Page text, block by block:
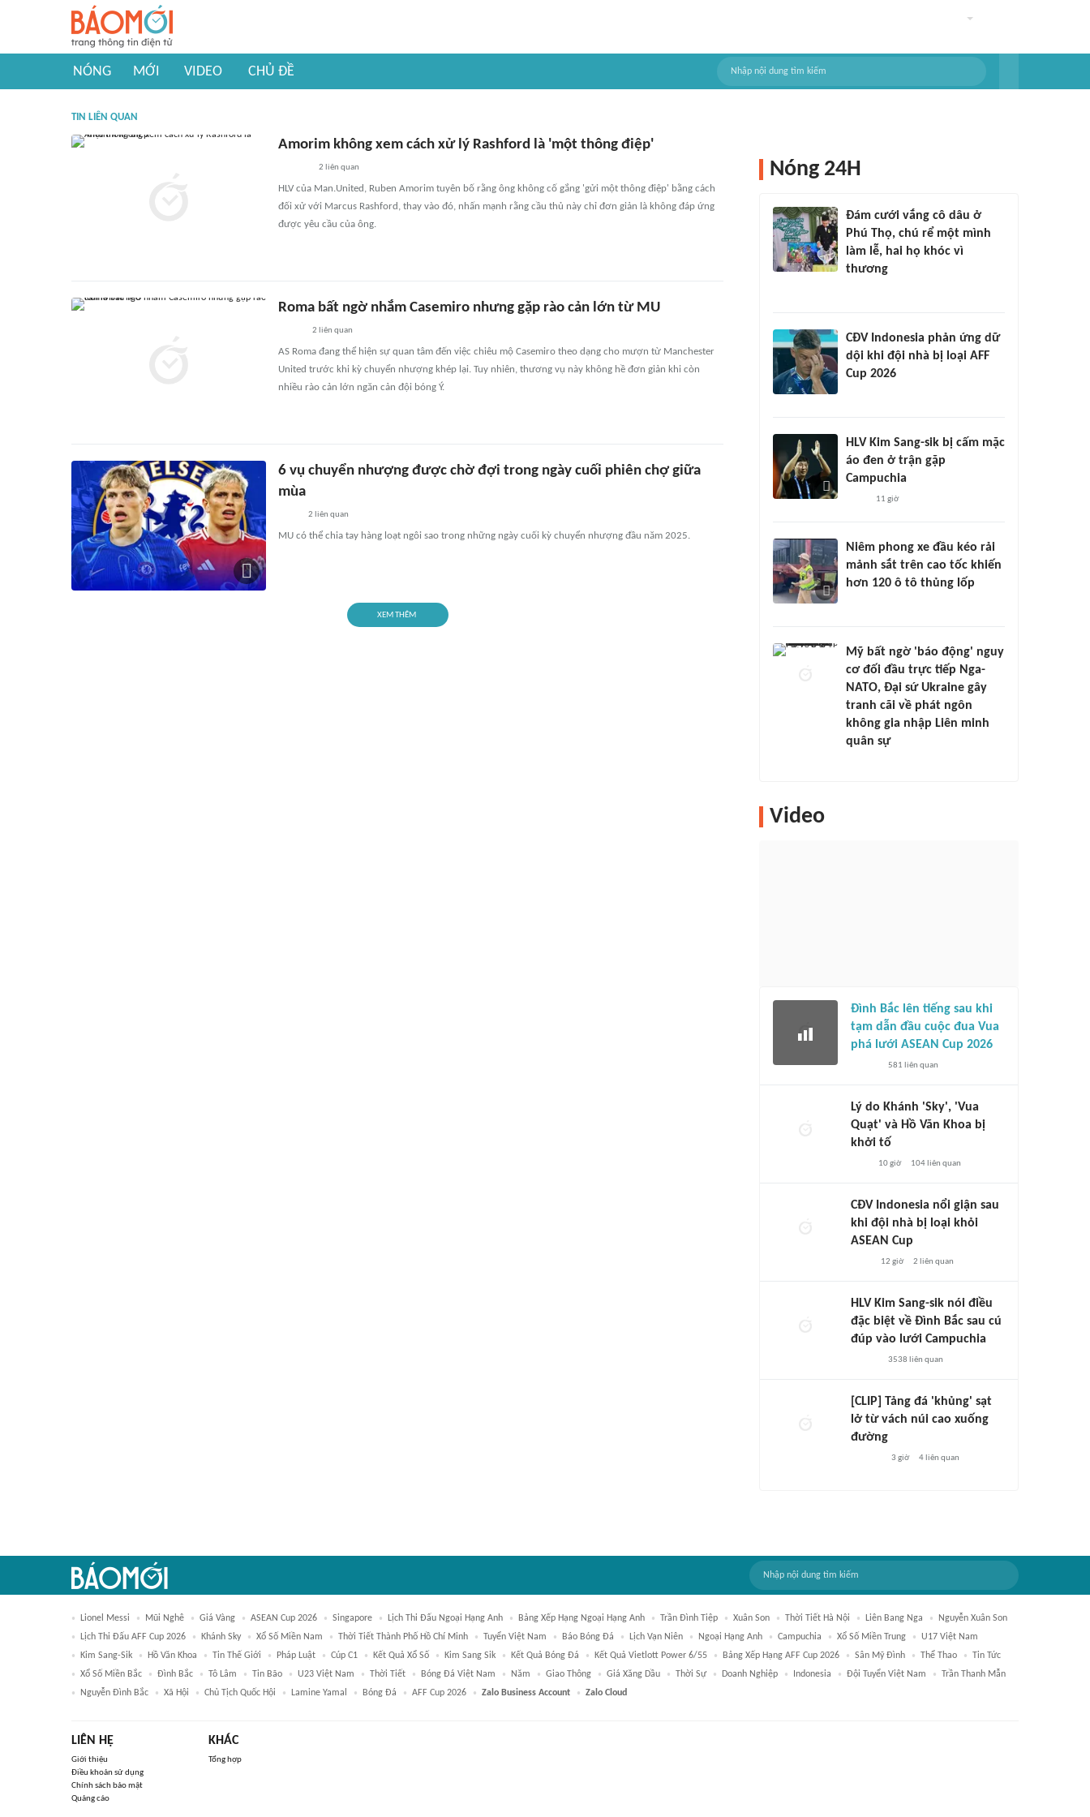
NÓNG MỚI VIDEO CHỦ ĐỀ
TIN LIÊN QUAN
Amorim không xem cách xử lý Rashford là 'một thông điệp'
2 liên quan
HLV của Man.United, Ruben Amorim tuyên bố rằng ông không cố gắng 'gửi một thông điệp' bằng cách
đối xử với Marcus Rashford, thay vào đó, nhấn mạnh rằng cầu thủ này chỉ đơn giản là không đáp ứng
được yêu cầu của ông.
Roma bất ngờ nhắm Casemiro nhưng gặp rào cản lớn từ MU
2 liên quan
AS Roma đang thể hiện sự quan tâm đến việc chiêu mộ Casemiro theo dạng cho mượn từ Manchester
United trước khi kỳ chuyển nhượng khép lại. Tuy nhiên, thương vụ này không hề đơn giản khi còn
nhiều rào cản lớn ngăn cản đội bóng Ý.
6 vụ chuyển nhượng được chờ đợi trong ngày cuối phiên chợ giữa
mùa
2 liên quan
MU có thể chia tay hàng loạt ngôi sao trong những ngày cuối kỳ chuyển nhượng đầu năm 2025.
XEM THÊM
Nóng 24H
Đám cưới vắng cô dâu ở
Phú Thọ, chú rể một mình
làm lễ, hai họ khóc vì
thương
CĐV Indonesia phản ứng dữ
dội khi đội nhà bị loại AFF
Cup 2026
HLV Kim Sang-sik bị cấm mặc
áo đen ở trận gặp
Campuchia
11 giờ
Niêm phong xe đầu kéo rải
mảnh sắt trên cao tốc khiến
hơn 120 ô tô thủng lốp
Mỹ bất ngờ 'báo động' nguy
cơ đối đầu trực tiếp Nga-
NATO, Đại sứ Ukraine gây
tranh cãi về phát ngôn
không gia nhập Liên minh
quân sự
Video
Đình Bắc lên tiếng sau khi
tạm dẫn đầu cuộc đua Vua
phá lưới ASEAN Cup 2026
581 liên quan
Lý do Khánh 'Sky', 'Vua
Quạt' và Hồ Văn Khoa bị
khởi tố
10 giờ 104liên quan
CĐV Indonesia nổi giận sau
khi đội nhà bị loại khỏi
ASEAN Cup
12 giờ 2 liên quan
HLV Kim Sang-sik nói điều
đặc biệt về Đình Bắc sau cú
đúp vào lưới Campuchia
3538 liên quan
[CLIP] Tảng đá 'khủng' sạt
lở từ vách núi cao xuống
đường
3 giờ 4liên quan
Lionel Messi Mũi Nghê Giá Vàng ASEAN Cup 2026 Singapore Lịch Thi Đấu Ngoại Hạng Anh Bảng Xếp Hạng Ngoại Hạng Anh Trần Đình Tiệp Xuân Son Thời Tiết Hà Nội Liên Bang Nga
Nguyễn Xuân Son
Lịch Thi Đấu AFF Cup 2026
Khánh Sky Xổ Số Miền Nam Thời Tiết Thành Phố Hồ Chí Minh Tuyển Việt Nam Báo Bóng Đá Lịch Vạn Niên Ngoại Hạng Anh Campuchia Xổ Số Miền Trung
U17 Việt Nam
Kim Sang-Sik
Hồ Văn Khoa Tin Thế Giới Pháp Luật Cúp C1 Kết Quả Xổ Số Kim Sang Sik Kết Quả Bóng Đá Kết Quả Vietlott Power 6/55 Bảng Xếp Hạng AFF Cup 2026 Sân Mỹ Đình Thể Thao
Tin Tức
Xổ Số Miền Bắc
Đình Bắc Tô Lâm Tin Bão U23 Việt Nam Thời Tiết Bóng Đá Việt Nam Năm Giao Thông Giá Xăng Dầu Thời Sự Doanh Nghiệp Indonesia Đội Tuyển Việt Nam
Trần Thanh Mẫn
Nguyễn Đình Bắc
Xã Hội Chủ Tịch Quốc Hội Lamine Yamal Bóng Đá AFF Cup 2026 Zalo Business Account Zalo Cloud
LIÊN HỆ
Giới thiệu
Điều khoản sử dụng
Chính sách bảo mật
Quảng cáo
KHÁC
Tổng hợp